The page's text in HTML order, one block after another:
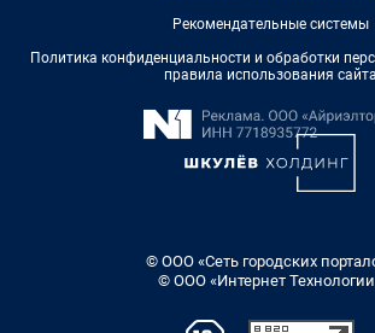
Рекомендательные системы
Политика конфиденциальности и обработки
правила использования сайта
© ООО «Сеть городских
© ООО «Интернет